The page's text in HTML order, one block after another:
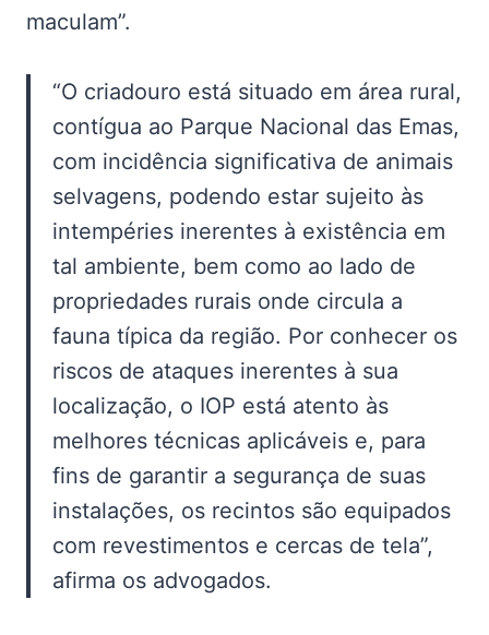
maculam”.
“O criadouro está situado em área rural,
contígua ao Parque Nacional das Emas,
com incidência significativa de animais
selvagens, podendo estar sujeito às
intempéries inerentes à existência em
tal ambiente, bem como ao lado de
propriedades rurais onde circula a
fauna típica da região. Por conhecer os
riscos de ataques inerentes à sua
localização, o IOP está atento às
melhores técnicas aplicáveis e, para
fins de garantir a segurança de suas
instalações, os recintos são equipados
com revestimentos e cercas de tela”,
afirma os advogados.